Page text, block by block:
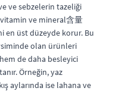
ve sebzelerin tazeliği
ve mineral含量
en üst düzeyde korur. Bu
olan ürünleri
de daha besleyici
Örneğin, yaz
aylarında ise lahana ve